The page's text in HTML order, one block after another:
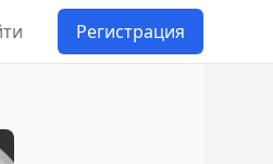
Регистрация